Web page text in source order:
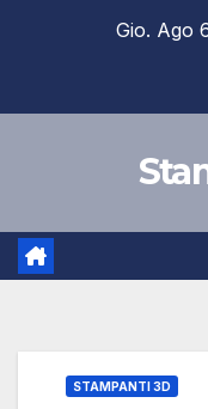
Gio. Ago
STAMPANTI 3D